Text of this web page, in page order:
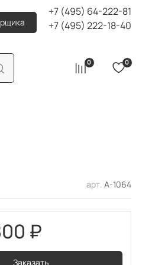
+7 (495) 64-222-81
+7 (495) 222-18-40
0 0
арт. А-1064
₽
Заказать